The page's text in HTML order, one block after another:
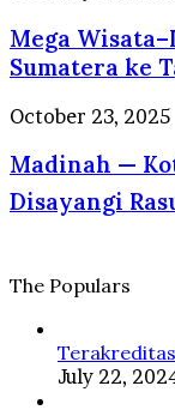
Sehat
Jiwa
dan
dalam
Psikologi
dan
Islam
Lion
Air
Perluas
Akses
Sumatera
ke
Tanah
Mega
Sumatera ke
Madinah
Kota
Haram
yang
Disayangi
October 23, 2025
Madinah —
The Populars
July 22,